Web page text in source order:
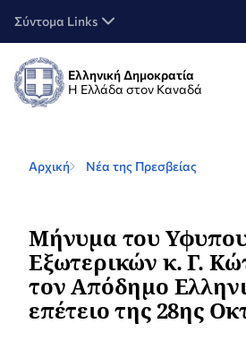
Σύντομα Links
Ελληνική Δημοκρατία
Η Ελλάδα στον Καναδά
Αρχική Νέα της Πρεσβείας
Μήνυμα του
Εξωτερικών κ. Γ.
τον Απόδημο
επέτειο της 28ης